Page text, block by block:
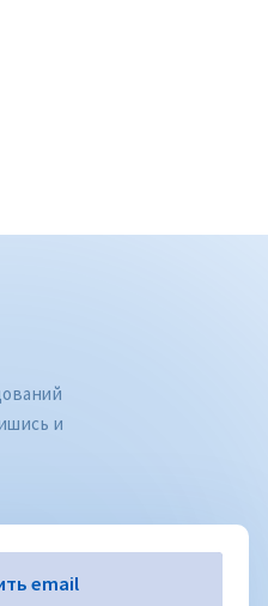
и
email